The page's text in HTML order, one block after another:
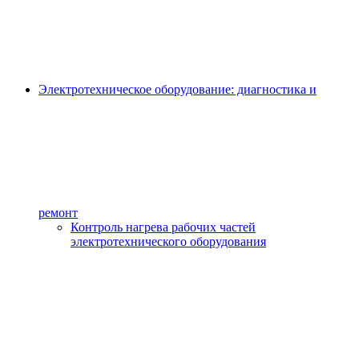
Электротехническое оборудование: диагностика и
ремонт
Контроль нагрева рабочих частей
электротехнического оборудования